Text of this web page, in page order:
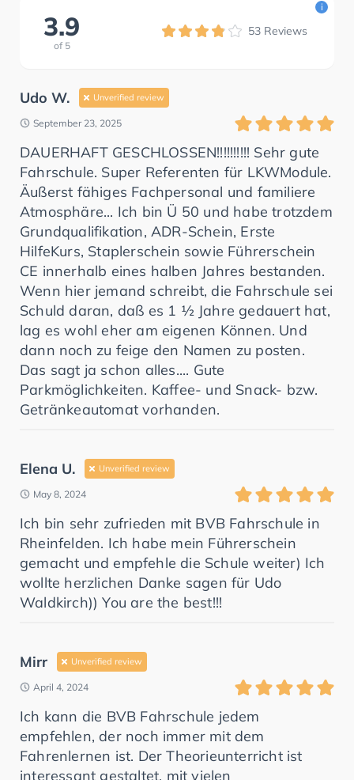
3.9
of 5
53 Reviews
i
Udo W. Unverified review
September 23, 2025
DAUERHAFT GESCHLOSSEN!!!!!!!!!! Sehr gute
Fahrschule. Super Referenten für LKWModule.
Äußerst fähiges Fachpersonal und familiere
Atmosphäre... Ich bin Ü 50 und habe trotzdem
Grundqualifikation, ADR-Schein, Erste
HilfeKurs, Staplerschein sowie Führerschein
CE innerhalb eines halben Jahres bestanden.
Wenn hier jemand schreibt, die Fahrschule sei
Schuld daran, daß es 1 ½ Jahre gedauert hat,
lag es wohl eher am eigenen Können. Und
dann noch zu feige den Namen zu posten.
Das sagt ja schon alles.... Gute
Parkmöglichkeiten. Kaffee- und Snack- bzw.
Getränkeautomat vorhanden.
Elena U. Unverified review
May 8, 2024
Ich bin sehr zufrieden mit BVB Fahrschule in
Rheinfelden. Ich habe mein Führerschein
gemacht und empfehle die Schule weiter) Ich
wollte herzlichen Danke sagen für Udo
Waldkirch)) You are the best!!!
Mirr Unverified review
April 4, 2024
Ich kann die BVB Fahrschule jedem
empfehlen, der noch immer mit dem
Fahrenlernen ist. Der Theorieunterricht ist
interessant gestaltet, mit vielen